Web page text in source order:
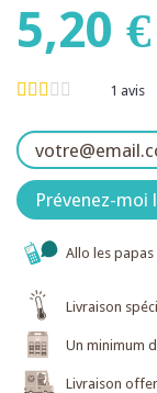
5,20 €
1 avis
Prévenez-
Allo les papas
Livraison
Un minimum
Livraison